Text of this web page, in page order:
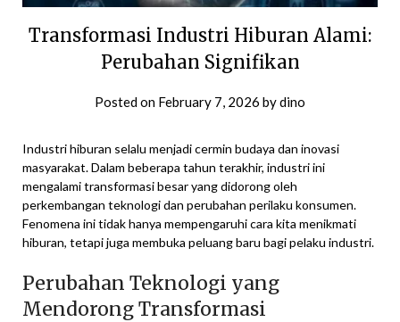
Transformasi Industri Hiburan Alami:
Perubahan Signifikan
Posted on February 7, 2026 bydino
Industri hiburan selalu menjadi cermin budaya dan inovasi
masyarakat. Dalam beberapa tahun terakhir, industri ini
mengalami transformasi besar yang didorong oleh
perkembangan teknologi dan perubahan perilaku konsumen.
Fenomena ini tidak hanya mempengaruhi cara kita menikmati
hiburan, tetapi juga membuka peluang baru bagi pelaku industri.
Perubahan Teknologi yang
Mendorong Transformasi